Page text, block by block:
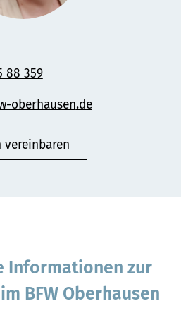
88 359
oberhausen
"«@&
.de
vereinbaren
Informationen zur
BFW Oberhausen